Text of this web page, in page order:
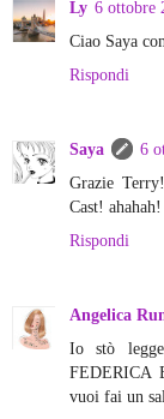
Ly 6 ottobre
Ciao Saya
Rispondi
Saya
6
Grazie
Cast! ahahah!
Rispondi
Angelica
Io stò
FEDERICA
vuoi fai un